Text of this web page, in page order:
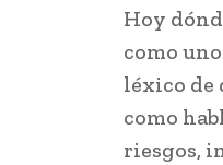
Hoy
como
léxico de
como
riesgos,